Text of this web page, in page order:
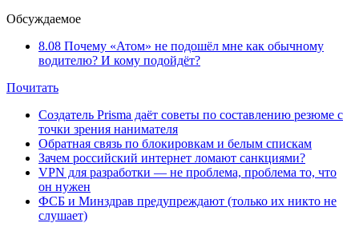
Обсуждаемое
8.08 Почему «Атом» не подошёл мне как обычному
водителю? И кому подойдёт?
Почитать
Создатель Prisma даёт советы по составлению резюме с
точки зрения нанимателя
Обратная связь по блокировкам и белым спискам
Зачем российский интернет ломают санкциями?
VPN для разработки — не проблема, проблема то, что
он нужен
ФСБ и Минздрав предупреждают (только их никто не
слушает)